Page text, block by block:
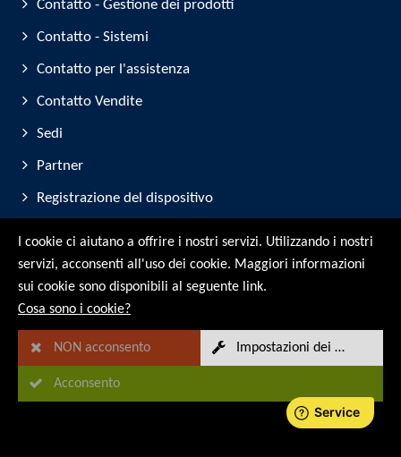
Contatto - Gestione dei prodotti
Contatto - Sistemi
Contatto per l'assistenza
Contatto Vendite
Sedi
Partner
Registrazione del dispositivo
Protezione dei dati
I cookie ci aiutano a offrire i nostri servizi. Utilizzando i nostri
servizi, acconsenti all'uso dei cookie. Maggiori informazioni
sui cookie sono disponibili al seguente link.
Cosa sono i cookie?
NON acconsento Impostazioni dei cookie
Acconsento